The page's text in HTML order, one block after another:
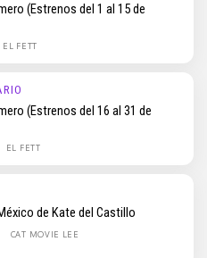
(Estrenos del 1 al 15 de
EL FETT
(Estrenos del 16 al 31 de
EL FETT
de Kate del Castillo
CAT MOVIE LEE